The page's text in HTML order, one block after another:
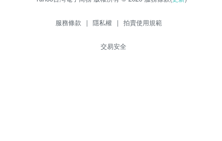
服務條款 | 隱私權 | 拍賣使用規範
交易安全